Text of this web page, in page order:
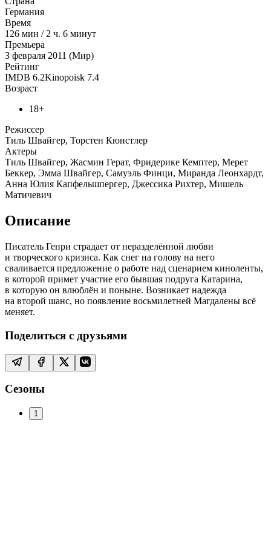
Германия
Время
126 мин /2 ч. 6 минут
Премьера
3 февраля 2011 (Мир)
Рейтинг
IMDB 6.2Kinopoisk 7.4
Возраст
18+
Режиссер
Тиль Швайгер, Торстен Кюнстлер
Актеры
Тиль Швайгер, Жасмин Герат, Фридерике Кемптер, Мерет
Беккер, Эмма Швайгер, Самуэль Финци, Миранда Леонхардт,
Анна Юлия Капфельшпергер, Джессика Рихтер, Мишель
Матичевич
Описание
Писатель Генри страдает от неразделённой любви
и творческого кризиса. Как снег на голову на него
сваливается предложение о работе над сценарием киноленты,
в которой примет участие его бывшая подруга Катарина,
в которую он влюблён и поныне. Возникает надежда
на второй шанс, но появление восьмилетней Магдалены всё
меняет.
Поделиться с друзьями
Сезоны
1